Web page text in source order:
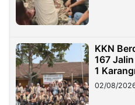
KKN
167
1
02/08/